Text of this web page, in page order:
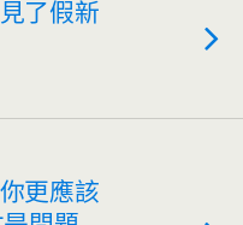
了假新
更應該